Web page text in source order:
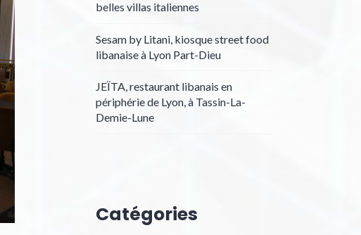
belles villas italiennes
Sesam by Litani, kiosque street food
libanaise à Lyon Part-Dieu
JEÏTA, restaurant libanais en
périphérie de Lyon, à Tassin-La-
Demie-Lune
Catégories